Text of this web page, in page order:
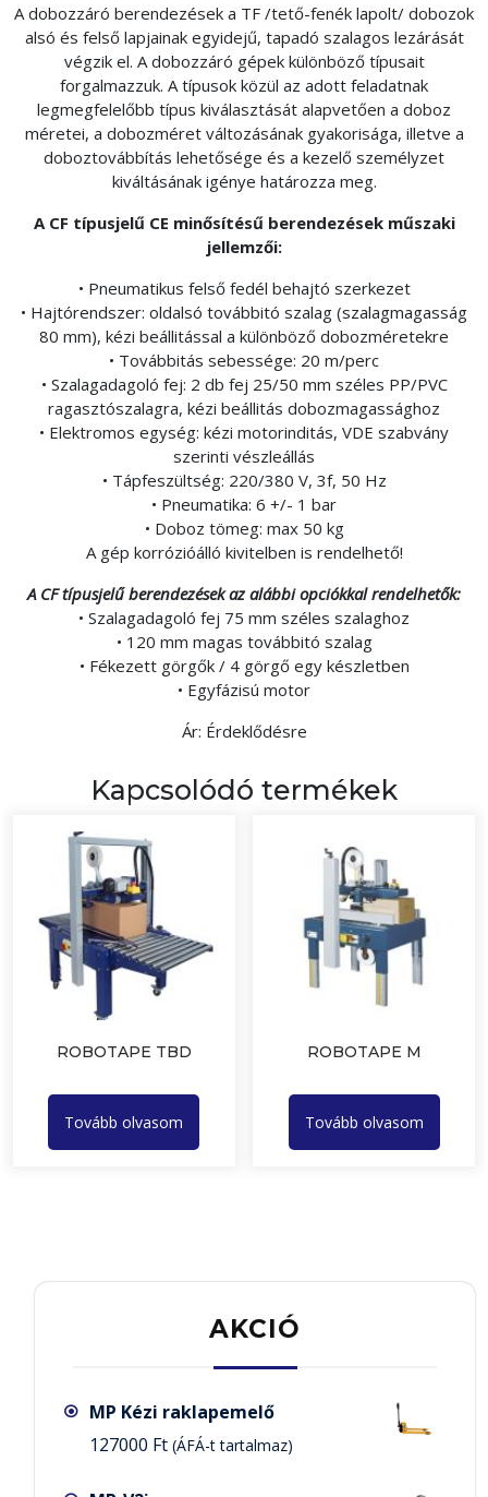
A dobozzáró berendezések a TF /tető-fenék lapolt/ dobozok
alsó és felső lapjainak egyidejű, tapadó szalagos lezárását
végzik el. A dobozzáró gépek különböző típusait
forgalmazzuk. A típusok közül az adott feladatnak
legmegfelelőbb típus kiválasztását alapvetően a doboz
méretei, a dobozméret változásának gyakorisága, illetve a
doboztovábbítás lehetősége és a kezelő személyzet
kiváltásának igénye határozza meg.
A CF típusjelű CE minősítésű berendezések műszaki
jellemzői:
• Pneumatikus felső fedél behajtó szerkezet
• Hajtórendszer: oldalsó továbbitó szalag (szalagmagasság
80 mm), kézi beállitással a különböző dobozméretekre
• Továbbitás sebessége: 20 m/perc
• Szalagadagoló fej: 2 db fej 25/50 mm széles PP/PVC
ragasztószalagra, kézi beállitás dobozmagassághoz
• Elektromos egység: kézi motorinditás, VDE szabvány
szerinti vészleállás
• Tápfeszültség: 220/380 V, 3f, 50 Hz
• Pneumatika: 6 +/- 1 bar
• Doboz tömeg: max 50 kg
A gép korrózióálló kivitelben is rendelhető!
A CF típusjelű berendezések az alábbi opciókkal rendelhetők:
• Szalagadagoló fej 75 mm széles szalaghoz
• 120 mm magas továbbitó szalag
• Fékezett görgők / 4 görgő egy készletben
• Egyfázisú motor
Ár: Érdeklődésre
Kapcsolódó termékek
ROBOTAPE TBD
Tovább olvasom
ROBOTAPE M
Tovább olvasom
AKCIÓ
MP Kézi raklapemelő
127000 Ft (ÁFÁ-t tartalmaz)